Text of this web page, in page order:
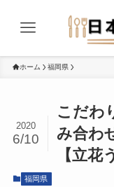
ホーム 福岡県
こだわ
み合わ
【立
2020
6/10
福岡県